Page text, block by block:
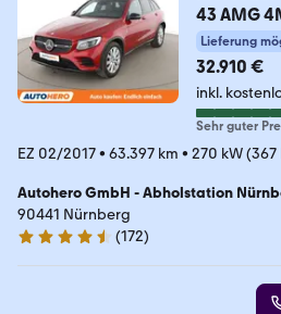
43 AMG
UP*
Lieferung
32.910 €
inkl.
Sehr guter
EZ 02/2017• 63.397 km • 270 kW (367
Autohero GmbH - Abholstation
90441 Nürnberg
4.5 Sterne
(172)